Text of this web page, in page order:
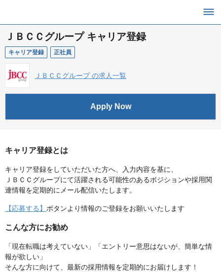
ＪＢＣＣグループ キャリア登録
キャリア登録 正社員
ＪＢＣＣグループ の求人一覧
Apply Now
キャリア登録とは
キャリア登録をしていただいた方へ、入力内容を基に、
ＪＢＣＣグループにて活躍される可能性のあるポジションや採用関
連情報を定期的にメール配信いたします。
【応募する】 ボタンより情報のご登録をお願いいたします
こんな方にお勧め
「現在転職は考えていない」「エントリー意思はないが、簡単な情
報が欲しい」
そんな方に向けて、最新の採用情報を定期的にお届けします！